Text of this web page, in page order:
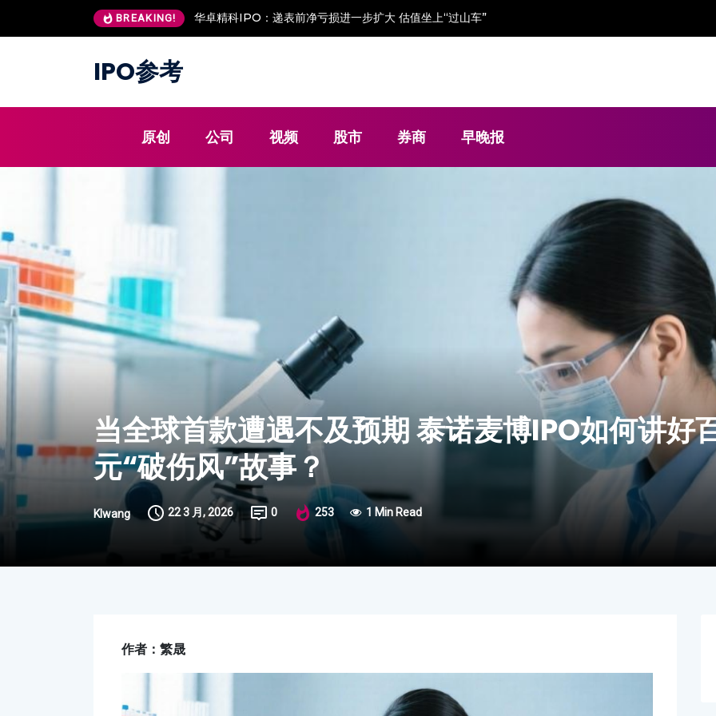
BREAKING! 安澜万锦IPO：客户低价入股 现金流“吃紧”依赖大客户
IPO参考
原创 公司 视频 股市 券商 早晚报
当全球首款遭遇不及预期 泰诺麦博IPO如何讲好
元“破伤风”故事？
Klwang 22 3 月, 2026 0 253 1 Min Read
作者：繁晟